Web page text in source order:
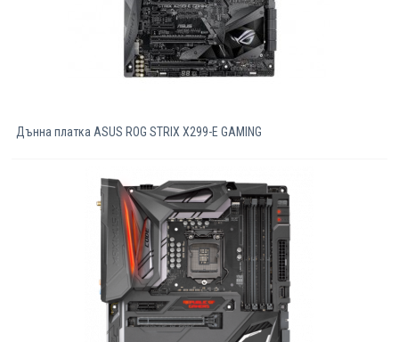
Дънна платка ASUS ROG STRIX X299-E GAMING